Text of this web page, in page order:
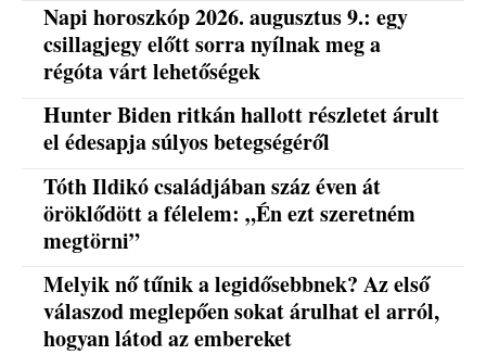
Napi horoszkóp 2026. augusztus 9.: egy
csillagjegy előtt sorra nyílnak meg a
régóta várt lehetőségek
Hunter Biden ritkán hallott részletet árult
el édesapja súlyos betegségéről
Tóth Ildikó családjában száz éven át
öröklődött a félelem: „Én ezt szeretném
megtörni”
Melyik nő tűnik a legidősebbnek? Az első
válaszod meglepően sokat árulhat el arról,
hogyan látod az embereket